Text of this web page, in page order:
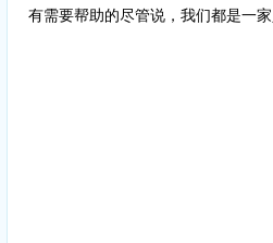
有需要帮助的尽管说，我们都是一